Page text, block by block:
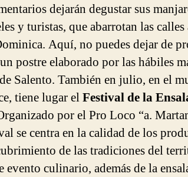
dejarán degustar sus
y turistas, que abarrotan las calles
Aquí, no puedes dejar de
postre elaborado por las hábiles
Salento. También en julio, en el
tiene lugar elFestival de la
por el Pro Loco “a.
se centra en la calidad de los
de las tradiciones del
evento culinario, además de la